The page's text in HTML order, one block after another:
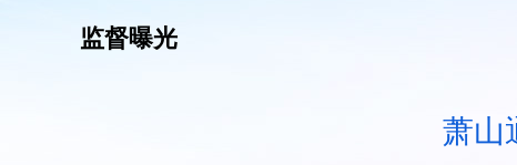
监督曝光
萧山